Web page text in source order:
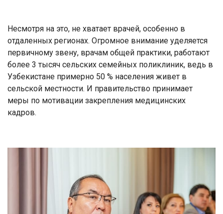
Несмотря на это, не хватает врачей, особенно в
отдаленных регионах. Огромное внимание уделяется
первичному звену, врачам общей практики, работают
более 3 тысяч сельских семейных поликлиник, ведь в
Узбекистане примерно 50 % населения живет в
сельской местности. И правительство принимает
меры по мотивации закрепления медицинских
кадров.